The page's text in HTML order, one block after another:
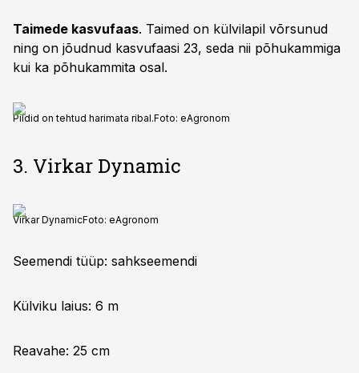
Taimede kasvufaas. Taimed on külvilapil võrsunud
ning on jõudnud kasvufaasi 23, seda nii põhukammiga
kui ka põhukammita osal.
Pildid on tehtud harimata ribal.Foto: eAgronom
3. Virkar Dynamic
Virkar DynamicFoto: eAgronom
Seemendi tüüp: sahkseemendi
Külviku laius: 6 m
Reavahe: 25 cm